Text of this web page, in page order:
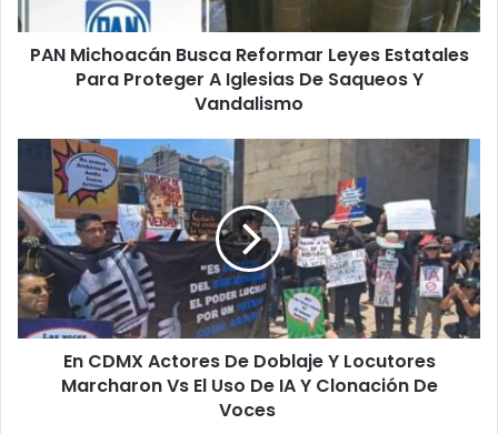
A
Iglesias
Vandalismo
PAN Michoacán Busca Reformar Leyes Estatales
Para Proteger A Iglesias De Saqueos Y
Vandalismo
CDMX
Actores
De
Doblaje
Y
Locutores
Marcharon
Vs
En CDMX Actores De Doblaje Y Locutores
Marcharon Vs El Uso De IA Y Clonación De
Voces